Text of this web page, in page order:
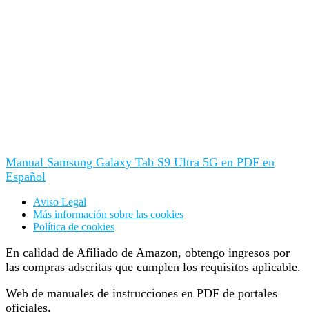
Manual Samsung Galaxy Tab S9 Ultra 5G en PDF en
Español
Aviso Legal
Más información sobre las cookies
Política de cookies
En calidad de Afiliado de Amazon, obtengo ingresos por
las compras adscritas que cumplen los requisitos aplicable.
Web de manuales de instrucciones en PDF de portales
oficiales.